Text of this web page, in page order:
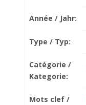
Année / Jahr:
Type / Typ:
Catégorie /
Kategorie:
Mots clef /